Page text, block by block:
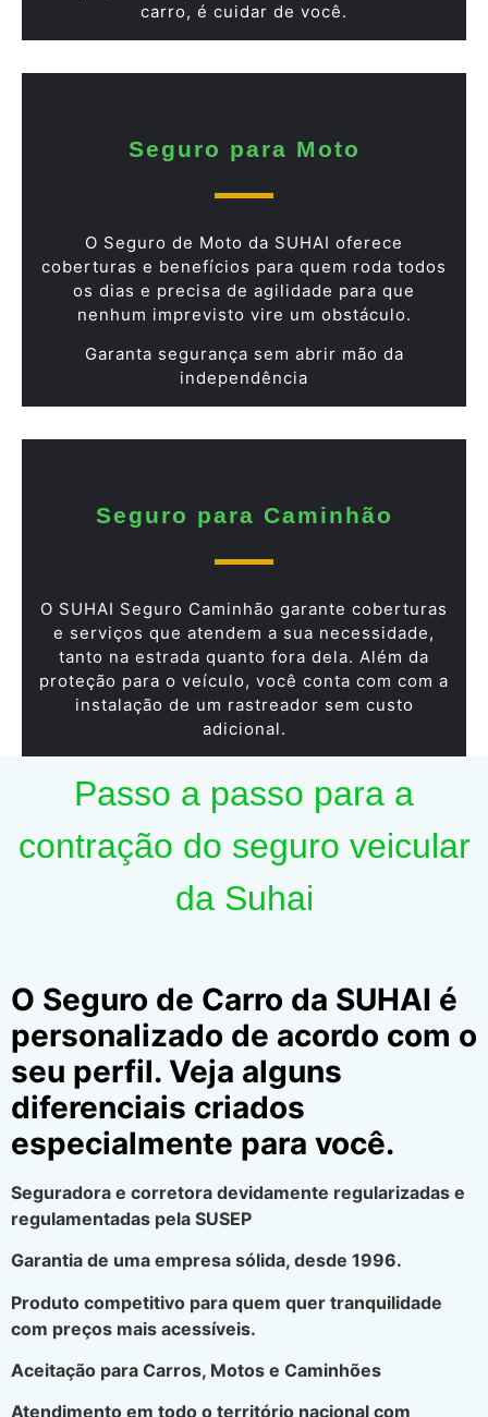
carro, é cuidar de você.
Seguro para Moto
O Seguro de Moto da SUHAI oferece
coberturas e benefícios para quem roda todos
os dias e precisa de agilidade para que
nenhum imprevisto vire um obstáculo.
Garanta segurança sem abrir mão da
independência
Seguro para Caminhão
O SUHAI Seguro Caminhão garante coberturas
e serviços que atendem a sua necessidade,
tanto na estrada quanto fora dela. Além da
proteção para o veículo, você conta com com a
instalação de um rastreador sem custo
adicional.
Passo a passo para a
contração do seguro veicular
da Suhai
O Seguro de Carro da SUHAI é
personalizado de acordo com o
seu perfil. Veja alguns
diferenciais criados
especialmente para você.
Seguradora e corretora devidamente regularizadas e
regulamentadas pela SUSEP
Garantia de uma empresa sólida, desde 1996.
Produto competitivo para quem quer tranquilidade
com preços mais acessíveis.
Aceitação para Carros, Motos e Caminhões
Atendimento em todo o território nacional com